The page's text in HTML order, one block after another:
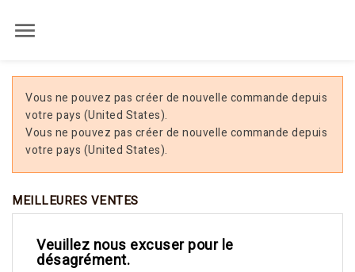

Vous ne pouvez pas créer de nouvelle commande depuis
votre pays (United States).
Vous ne pouvez pas créer de nouvelle commande depuis
votre pays (United States).
MEILLEURES VENTES
Veuillez nous excuser pour le
désagrément.